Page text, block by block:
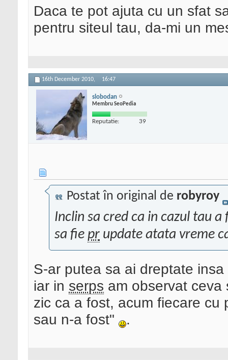
Daca te pot ajuta cu un sfat
pentru siteul tau, da-mi un
16th December 2010, 16:47
slobodan
Membru SeoPedia
Reputatie: 39
Postat în original de robyroy
Inclin sa cred ca in cazul tau
sa fie pr update atata vreme
S-ar putea sa ai dreptate
iar in serps am observat ceva
zic ca a fost, acum fiecare cu
sau n-a fost"
.